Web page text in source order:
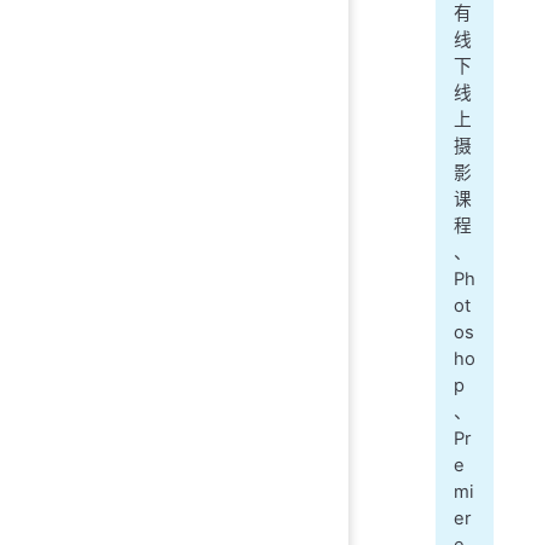
有
线
下
线
上
摄
影
课
程
、
Ph
ot
os
ho
p
、
Pr
e
mi
er